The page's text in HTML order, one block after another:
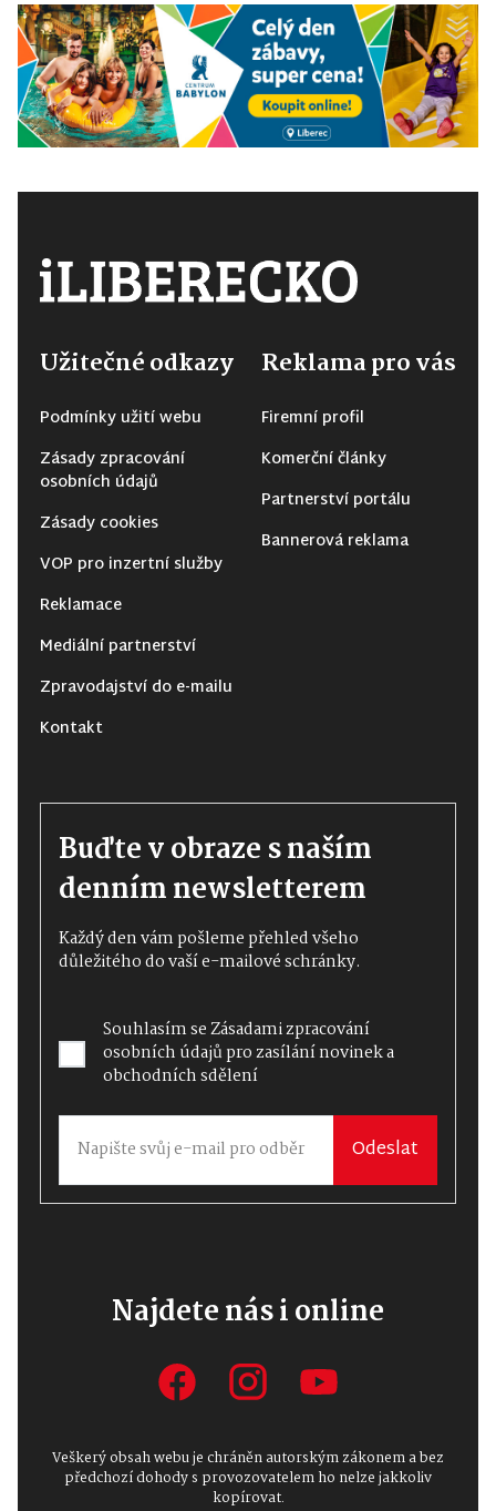
Užitečné odkazy
Podmínky užití webu
Zásady zpracování
osobních údajů
Zásady cookies
VOP pro inzertní služby
Reklamace
Mediální partnerství
Zpravodajství do e-mailu
Kontakt
Reklama pro vás
Firemní profil
Komerční články
Partnerství portálu
Bannerová reklama
Buďte v obraze s naším
denním newsletterem
Každý den vám pošleme přehled všeho
důležitého do vaší e-mailové schránky.
Souhlasím seZásadami zpracování
osobních údajůpro zasílání novinek a
obchodních sdělení
Odeslat
Najdete nás i online
Veškerý obsah webu je chráněn autorským zákonem a bez
předchozí dohody s provozovatelem ho nelze jakkoliv
kopírovat.